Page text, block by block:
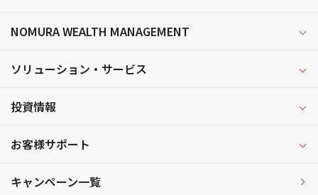
NOMURA WEALTH MANAGEMENT
ソリューション・サービス
投資情報
お客様サポート
キャンペーン一覧